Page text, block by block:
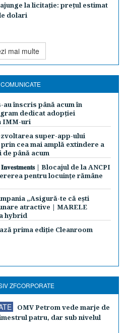
la licitaţie: preţul estimat
dolari
mai multe
au înscris până acum în
dedicat adopției
IMM-uri
super-app-ului
cea mai amplă extindere a
până acum
𝐈𝐧𝐯𝐞𝐬𝐭𝐦𝐞𝐧𝐭𝐬 | Blocajul de la ANCPI
pentru locuințe rămâne
„Asigură-te că ești
atractive | MARELE
hybrid
prima ediție Cleanroom
ZFCORPORATE
OMV Petrom vede marje de
patru, dar sub nivelul